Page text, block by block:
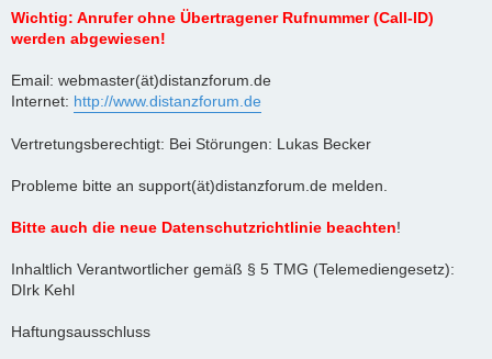
Wichtig: Anrufer ohne Übertragener Rufnummer (Call-ID)
werden abgewiesen!
Email: webmaster(ät)distanzforum.de
Internet: http://www.distanzforum.de
Vertretungsberechtigt: Bei Störungen: Lukas Becker
Probleme bitte an support(ät)distanzforum.de melden.
Bitte auch die neue Datenschutzrichtlinie beachten!
Inhaltlich Verantwortlicher gemäß § 5 TMG (Telemediengesetz):
DIrk Kehl
Haftungsausschluss